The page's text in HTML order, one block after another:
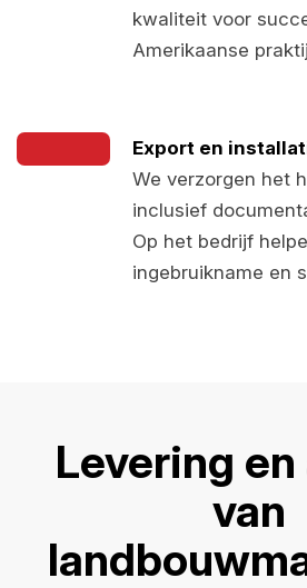
kwaliteit voor
Amerikaanse
Export en
We verzorgen het
inclusief
Op het bedrijf
ingebruikname en
Levering
van